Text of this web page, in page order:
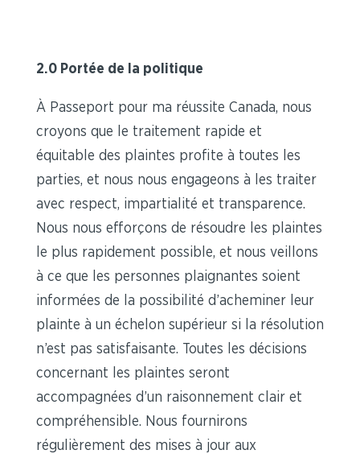
2.0 Portée de la politique
À Passeport pour ma réussite Canada, nous
croyons que le traitement rapide et
équitable des plaintes profite à toutes les
parties, et nous nous engageons à les traiter
avec respect, impartialité et transparence.
Nous nous efforçons de résoudre les plaintes
le plus rapidement possible, et nous veillons
à ce que les personnes plaignantes soient
informées de la possibilité d’acheminer leur
plainte à un échelon supérieur si la résolution
n’est pas satisfaisante. Toutes les décisions
concernant les plaintes seront
accompagnées d’un raisonnement clair et
compréhensible. Nous fournirons
régulièrement des mises à jour aux